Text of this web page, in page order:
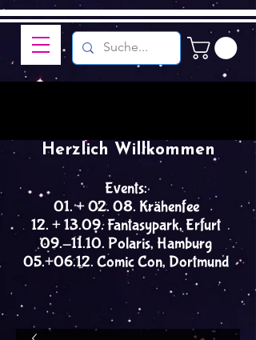
Events:
01. + 02. 08. Krähenfee
12. + 13.09. Fantasypark, Erfurt
09.-11.10. Polaris, Hamburg
05.+06.12. Comic Con, Dortmund
Herzlich Willkommen